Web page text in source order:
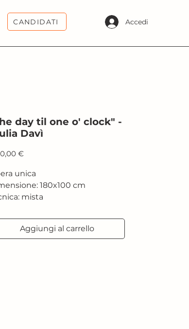
Accedi
CANDIDATI
day til one o' clock" -
Davì
€Prezzo
unica
180x100 cm
mista
Aggiungi al carrello